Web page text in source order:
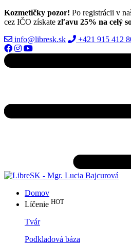
Kozmetičky pozor! Po registrácii v
cez IČO získate zľavu 25% na celý
info@libresk.sk
+421 915 412
Domov
Líčenie HOT
Tvár
Podkladová báza